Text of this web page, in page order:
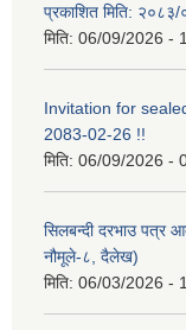
प्रकाशित मिति:
मिति: 06/09/2026 -
Invitation for
2083-02-26 !!
मिति: 06/09/2026 -
सिलबन्दी दरभाउ पत्र
नौमूले-८, दैलेख)
मिति: 06/03/2026 -